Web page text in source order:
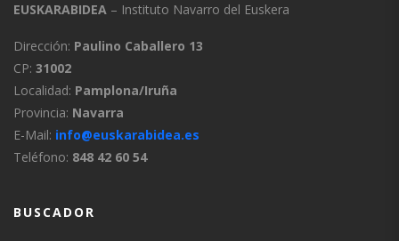
EUSKARABIDEA – Instituto Navarro del Euskera
Dirección: Paulino Caballero 13
CP: 31002
Localidad: Pamplona/Iruña
Provincia: Navarra
E-Mail: info@euskarabidea.es
Teléfono: 848 42 60 54
BUSCADOR